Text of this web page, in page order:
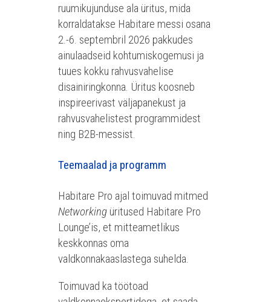
ruumikujunduse ala üritus, mida
korraldatakse Habitare messi osana
2.-6. septembril 2026 pakkudes
ainulaadseid kohtumiskogemusi ja
tuues kokku rahvusvahelise
disainiringkonna. Üritus koosneb
inspireerivast väljapanekust ja
rahvusvahelistest programmidest
ning B2B-messist.
Teemaalad ja programm
Habitare Pro ajal toimuvad mitmed
Networking üritused Habitare Pro
Lounge’is, et mitteametlikus
keskkonnas oma
valdkonnakaaslastega suhelda.
Toimuvad ka töötoad